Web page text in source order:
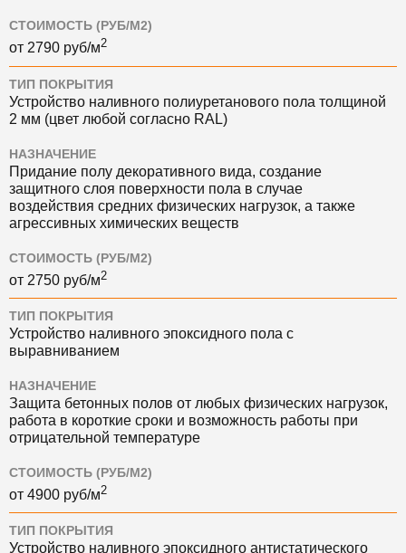
СТОИМОСТЬ (РУБ/М2)
от 2790 руб/м2
ТИП ПОКРЫТИЯ
Устройство наливного полиуретанового пола толщиной
2 мм (цвет любой согласно RAL)
НАЗНАЧЕНИЕ
Придание полу декоративного вида, создание
защитного слоя поверхности пола в случае
воздействия средних физических нагрузок, а также
агрессивных химических веществ
СТОИМОСТЬ (РУБ/М2)
от 2750 руб/м2
ТИП ПОКРЫТИЯ
Устройство наливного эпоксидного пола с
выравниванием
НАЗНАЧЕНИЕ
Защита бетонных полов от любых физических нагрузок,
работа в короткие сроки и возможность работы при
отрицательной температуре
СТОИМОСТЬ (РУБ/М2)
от 4900 руб/м2
ТИП ПОКРЫТИЯ
Устройство наливного эпоксидного антистатического